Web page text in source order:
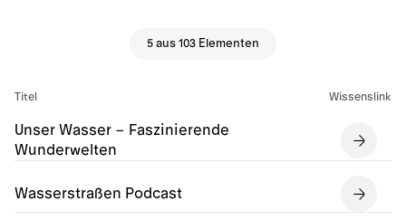
5 aus 103 Elementen
Titel Wissenslink
Unser Wasser – Faszinierende
Wunderwelten
Wasserstraßen Podcast